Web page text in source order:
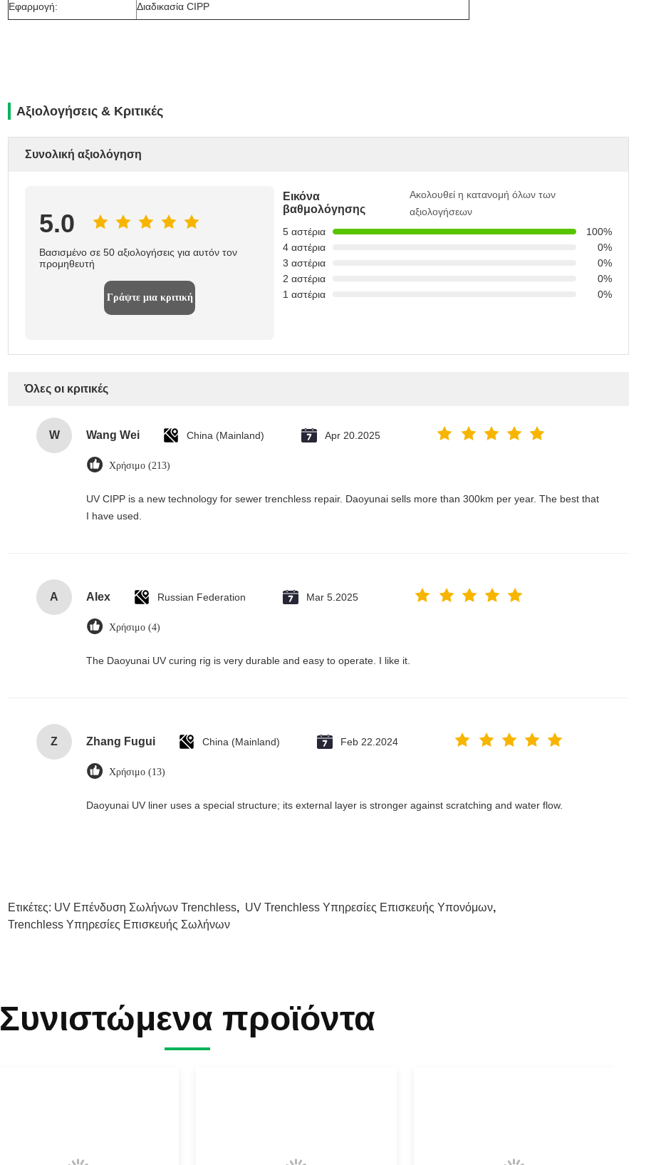
Εφαρμογή: Διαδικασία CIPP
Αξιολογήσεις & Κριτικές
Συνολική αξιολόγηση
5.0
Βασισμένο σε 50 αξιολογήσεις για αυτόν τον
προμηθευτή
Γράψτε μια κριτική
Εικόνα
βαθμολόγησης
Ακολουθεί η κατανομή όλων των
αξιολογήσεων
5 αστέρια
100%
4 αστέρια
0%
3 αστέρια
0%
2 αστέρια
0%
1 αστέρια
0%
Όλες οι κριτικές
W Wang Wei China (Mainland) Apr 20.2025
Χρήσιμο (213)
UV CIPP is a new technology for sewer trenchless repair. Daoyunai sells more than 300km per year. The best that
I have used.
A Alex Russian Federation Mar 5.2025
Χρήσιμο (4)
The Daoyunai UV curing rig is very durable and easy to operate. I like it.
Z Zhang Fugui China (Mainland) Feb 22.2024
Χρήσιμο (13)
Daoyunai UV liner uses a special structure; its external layer is stronger against scratching and water flow.
Ετικέτες: UV Επένδυση Σωλήνων Trenchless, UV Trenchless Υπηρεσίες Επισκευής Υπονόμων,
Trenchless Υπηρεσίες Επισκευής Σωλήνων
Συνιστώμενα προϊόντα